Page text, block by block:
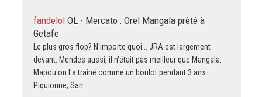
fandelol OL - Mercato : Orel Mangala prêté à
Getafe
Le plus gros flop? N'importe quoi... JRA est largement
devant. Mendes aussi, il n'était pas meilleur que Mangala.
Mapou on l'a traîné comme un boulot pendant 3 ans.
Piquionne, Sarr...